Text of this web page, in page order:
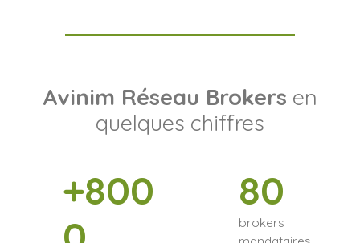
Avinim Réseau Brokers en
quelques chiffres
+800
80
brokers